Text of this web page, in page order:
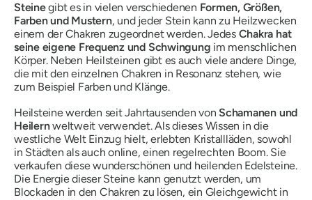
Steine​​gibt es in vielen verschiedenen Formen, Größen,
Farben und Mustern, und jeder Stein kann zu Heilzwecken
einem der Chakren zugeordnet werden. Jedes Chakra hat
seine eigene Frequenz und Schwingung im menschlichen
Körper. Neben Heilsteinen gibt es auch viele andere Dinge,
die mit den einzelnen Chakren in Resonanz stehen, wie
zum Beispiel Farben und Klänge.
Heilsteine ​​werden seit Jahrtausenden von Schamanen und
Heilernweltweit verwendet. Als dieses Wissen in die
westliche Welt Einzug hielt, erlebten Kristallläden, sowohl
in Städten als auch online, einen regelrechten Boom. Sie
verkaufen diese wunderschönen und heilenden Edelsteine.
Die Energie dieser Steine ​​kann genutzt werden, um
Blockaden in den Chakren zu lösen, ein Gleichgewicht in